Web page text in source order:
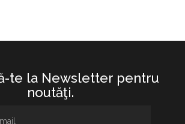
te la Newsletter pentru
noutăţi.